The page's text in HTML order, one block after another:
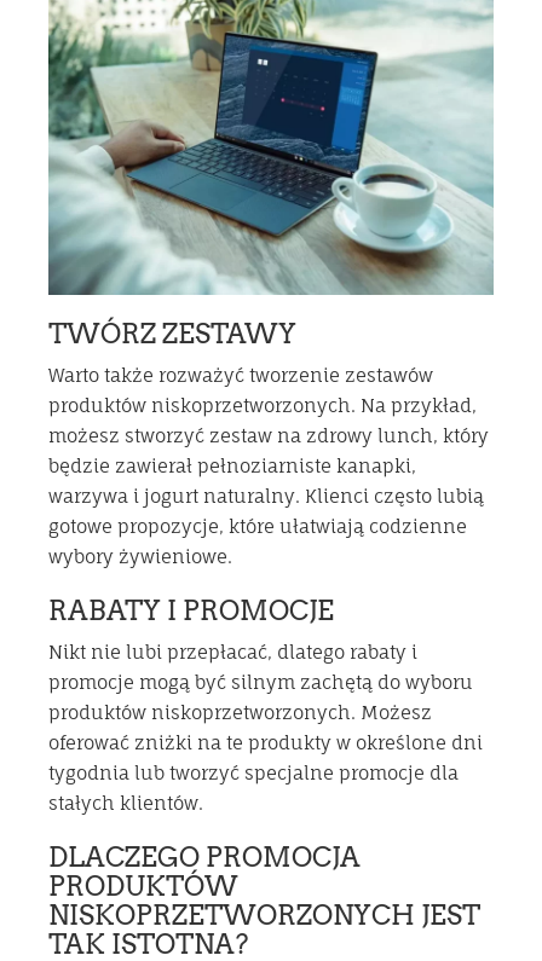
TWÓRZ ZESTAWY
Warto także rozważyć tworzenie zestawów
produktów niskoprzetworzonych. Na przykład,
możesz stworzyć zestaw na zdrowy lunch, który
będzie zawierał pełnoziarniste kanapki,
warzywa i jogurt naturalny. Klienci często lubią
gotowe propozycje, które ułatwiają codzienne
wybory żywieniowe.
RABATY I PROMOCJE
Nikt nie lubi przepłacać, dlatego rabaty i
promocje mogą być silnym zachętą do wyboru
produktów niskoprzetworzonych. Możesz
oferować zniżki na te produkty w określone dni
tygodnia lub tworzyć specjalne promocje dla
stałych klientów.
DLACZEGO PROMOCJA
PRODUKTÓW
NISKOPRZETWORZONYCH JEST
TAK ISTOTNA?